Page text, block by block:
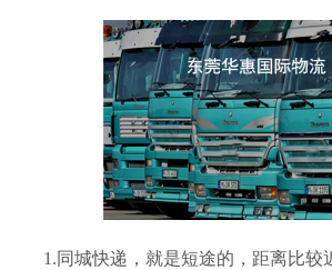
1.同城快递，就是短途的，距离比较